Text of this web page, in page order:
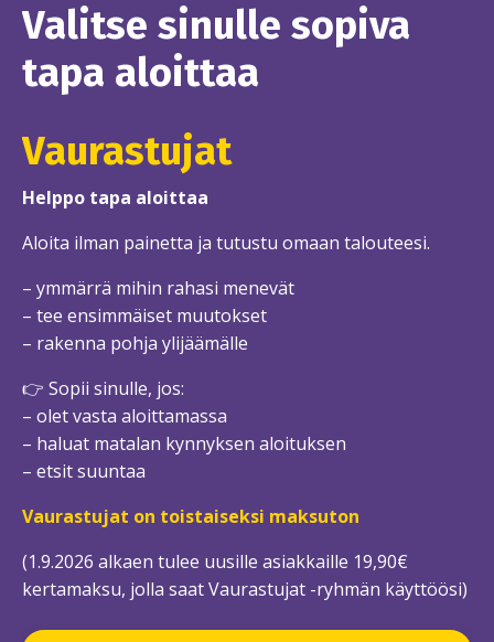
Valitse sinulle sopiva
tapa aloittaa
Vaurastujat
Helppo tapa aloittaa
Aloita ilman painetta ja tutustu omaan talouteesi.
– ymmärrä mihin rahasi menevät
– tee ensimmäiset muutokset
– rakenna pohja ylijäämälle
👉 Sopii sinulle, jos:
– olet vasta aloittamassa
– haluat matalan kynnyksen aloituksen
– etsit suuntaa
Vaurastujat on toistaiseksi maksuton
(1.9.2026 alkaen tulee uusille asiakkaille 19,90€
kertamaksu, jolla saat Vaurastujat -ryhmän käyttöösi)